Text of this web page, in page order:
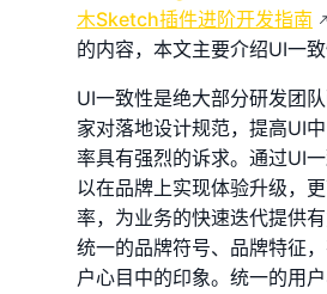
木Sketch插件进阶开发指南
的内容，本文主要介绍UI一致
UI一致性是绝大部分研发团
家对落地设计规范，提高UI
率具有强烈的诉求。通过UI
以在品牌上实现体验升级，
率，为业务的快速迭代提供有
统一的品牌符号、品牌特征
户心目中的印象。统一的用